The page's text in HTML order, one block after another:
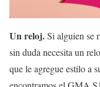
Un reloj.Si alguien se
sin duda necesita un
que le agregue estilo a